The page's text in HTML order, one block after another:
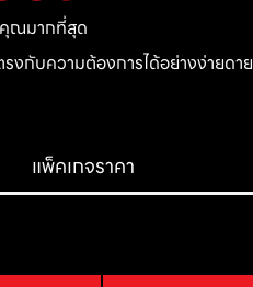
คุณมากที่สุด
งกับความต้องการได้อย่างง่ายดาย
แพ็คเกจราคา